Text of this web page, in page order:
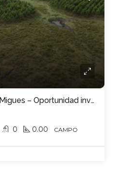
Campo en venta en Migues – Oportunidad inversion
0 0.00 CAMPO